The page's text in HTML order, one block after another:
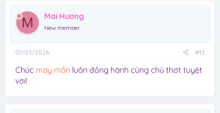
M Mai Hương
New member
07/03/2026 #12
Chúc may mắn luôn đồng hành cùng chủ thớt tuyệt
vời!